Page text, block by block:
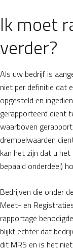
Ik moet
verder?
Als uw bedrijf is
niet per definitie dat
opgesteld en
gerapporteerd dient
waarboven
drempelwaarden
kan het zijn dat u
bepaald onderdeel)
Bedrijven die onder
Meet- en
rapportage
blijkt echter dat
dit MRS en is het